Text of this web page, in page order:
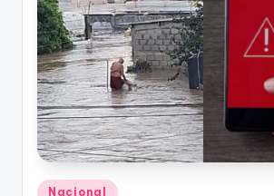
Publicado
Nacional